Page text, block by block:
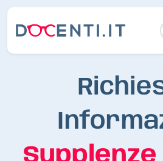
Supplenze